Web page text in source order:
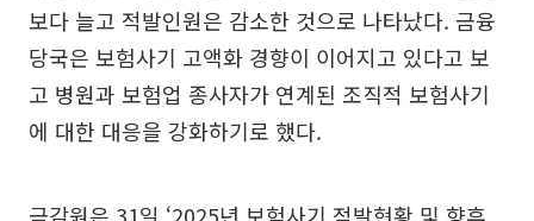
보다 늘고 적발인원은 감소한 것으로 나타났다. 금융
당국은 보험사기 고액화 경향이 이어지고 있다고 보
고 병원과 보험업 종사자가 연계된 조직적 보험사기
에 대한 대응을 강화하기로 했다.